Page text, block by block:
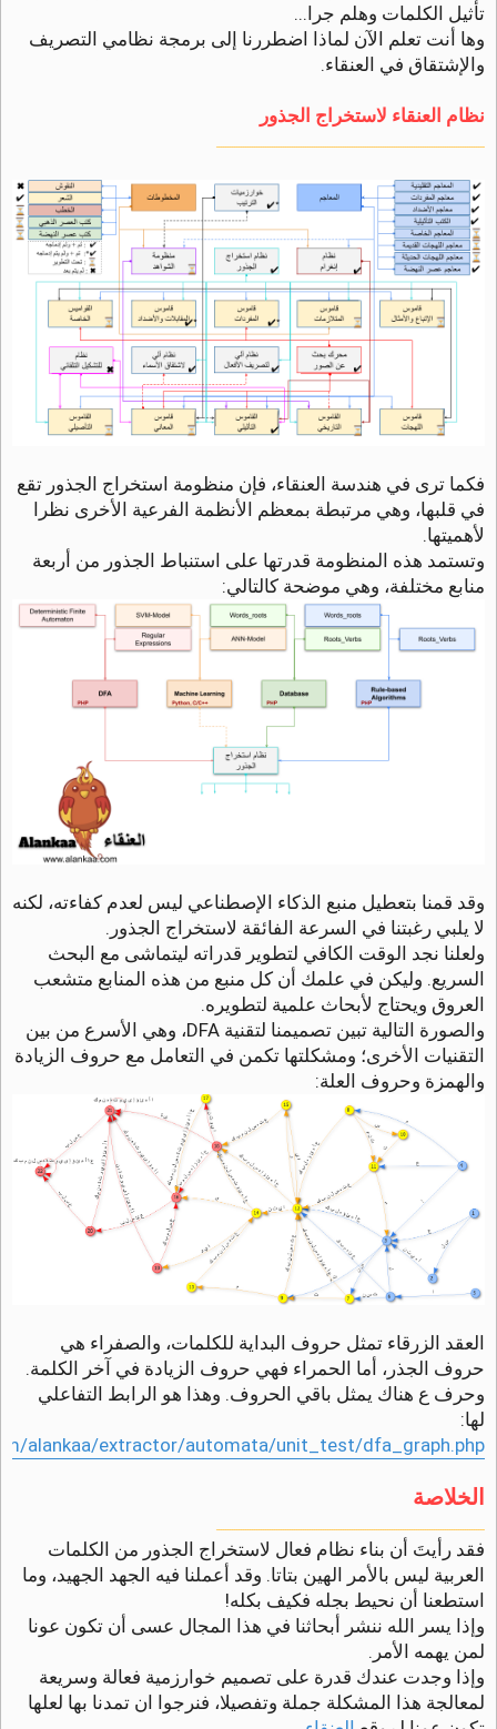
تأثيل الكلمات وهلم جرا...
وها أنت تعلم الآن لماذا اضطررنا إلى برمجة نظامي التصريف
والإشتقاق في العنقاء.
نظام العنقاء لاستخراج الجذور
فكما ترى في هندسة العنقاء، فإن منظومة استخراج الجذور تقع
في قلبها، وهي مرتبطة بمعظم الأنظمة الفرعية الأخرى نظرا
لأهميتها.
وتستمد هذه المنظومة قدرتها على استنباط الجذور من أربعة
منابع مختلفة، وهي موضحة كالتالي:
وقد قمنا بتعطيل منبع الذكاء الإصطناعي ليس لعدم كفاءته، لكنه
لا يلبي رغبتنا في السرعة الفائقة لاستخراج الجذور.
ولعلنا نجد الوقت الكافي لتطوير قدراته ليتماشى مع البحث
السريع. وليكن في علمك أن كل منبع من هذه المنابع متشعب
العروق ويحتاج لأبحاث علمية لتطويره.
والصورة التالية تبين تصميمنا لتقنية DFA، وهي الأسرع من بين
التقنيات الأخرى؛ ومشكلتها تكمن في التعامل مع حروف الزيادة
والهمزة وحروف العلة:
العقد الزرقاء تمثل حروف البداية للكلمات، والصفراء هي
حروف الجذر، أما الحمراء فهي حروف الزيادة في آخر الكلمة.
وحرف ع هناك يمثل باقي الحروف. وهذا هو الرابط التفاعلي
لها:
alankaa/extractor/automata/unit_test/dfa_graph.php
الخلاصة
فقد رأيتَ أن بناء نظام فعال لاستخراج الجذور من الكلمات
العربية ليس بالأمر الهين بتاتا. وقد أعملنا فيه الجهد الجهيد، وما
استطعنا أن نحيط بجله فكيف بكله!
وإذا يسر الله ننشر أبحاثنا في هذا المجال عسى أن تكون عونا
لمن يهمه الأمر.
وإذا وجدت عندك قدرة على تصميم خوارزمية فعالة وسريعة
لمعالجة هذا المشكلة جملة وتفصيلا، فنرجوا ان تمدنا بها لعلها